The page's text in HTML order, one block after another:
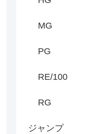
MG
PG
RE/100
RG
ジャンプ